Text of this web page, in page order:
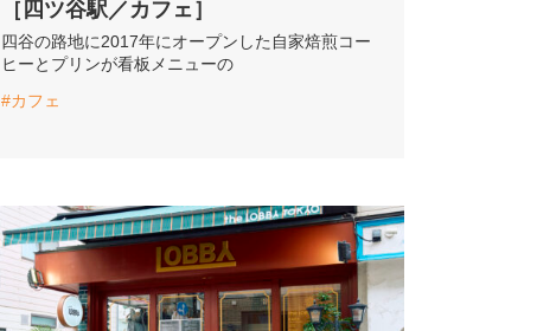
［四ツ谷駅／カフェ］
四谷の路地に2017年にオープンした自家焙煎コー
ヒーとプリンが看板メニューの
#カフェ